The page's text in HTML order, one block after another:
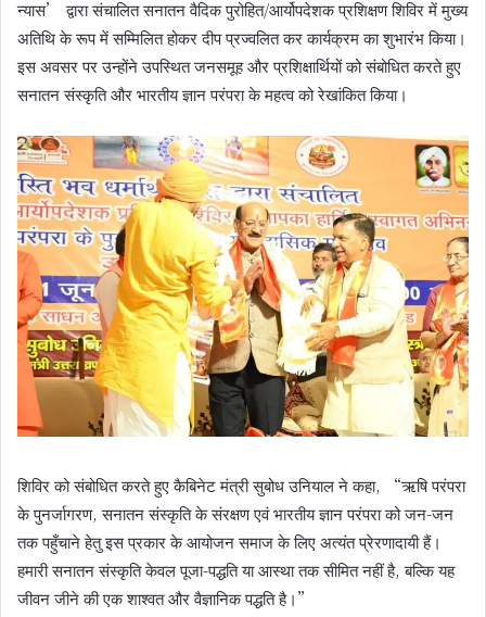
न्यास’ द्वारा संचालित सनातन वैदिक पुरोहित/आर्योपदेशक प्रशिक्षण शिविर में मुख्य
अतिथि के रूप में सम्मिलित होकर दीप प्रज्वलित कर कार्यक्रम का शुभारंभ किया।
इस अवसर पर उन्होंने उपस्थित जनसमूह और प्रशिक्षार्थियों को संबोधित करते हुए
सनातन संस्कृति और भारतीय ज्ञान परंपरा के महत्व को रेखांकित किया।
शिविर को संबोधित करते हुए कैबिनेट मंत्री सुबोध उनियाल ने कहा, “ऋषि परंपरा
के पुनर्जागरण, सनातन संस्कृति के संरक्षण एवं भारतीय ज्ञान परंपरा को जन-जन
तक पहुँचाने हेतु इस प्रकार के आयोजन समाज के लिए अत्यंत प्रेरणादायी हैं।
हमारी सनातन संस्कृति केवल पूजा-पद्धति या आस्था तक सीमित नहीं है, बल्कि यह
जीवन जीने की एक शाश्वत और वैज्ञानिक पद्धति है।”